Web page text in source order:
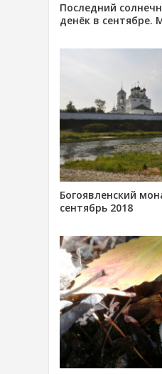
Последний
денёк в сентябре.
Богоявленский
сентябрь 2018